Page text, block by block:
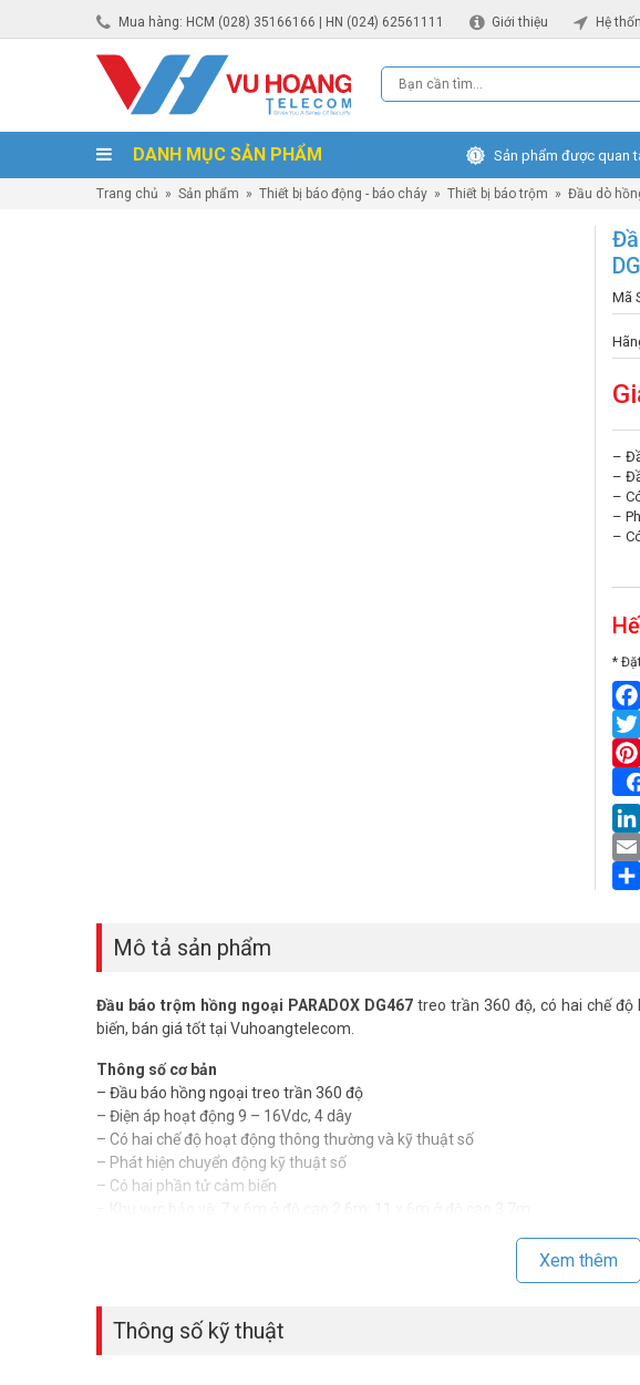
Mua hàng: HCM (028) 35166166 | HN (024) 62561111 Giới thiệu Hệ
DANH MỤC SẢN PHẨM Sản phẩm được quan
Trang chủ » Sản phẩm » Thiết bị báo động - báo cháy » Thiết bị báo trộm » Đầu dò
Mã
–
–
–
–
–
*
Mô tả sản phẩm
Đầu báo trộm hồng ngoại PARADOX DG467 treo trần 360 độ, có hai chế
biến, bán giá tốt tại Vuhoangtelecom.
Thông số cơ bản
– Đầu báo hồng ngoại treo trần 360 độ
– Điện áp hoạt động 9 – 16Vdc, 4 dây
– Có hai chế độ hoạt động thông thường và kỹ thuật số
– Phát hiện chuyển động kỹ thuật số
– Có hai phần tử cảm biến
Xem thêm
Thông số kỹ thuật